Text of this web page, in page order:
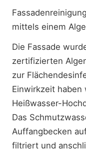
mittels einem
Die Fassade
zertifizierten
zur
Einwirkzeit haben
Heißwasser-
Das
Auffangbecken
filtriert und